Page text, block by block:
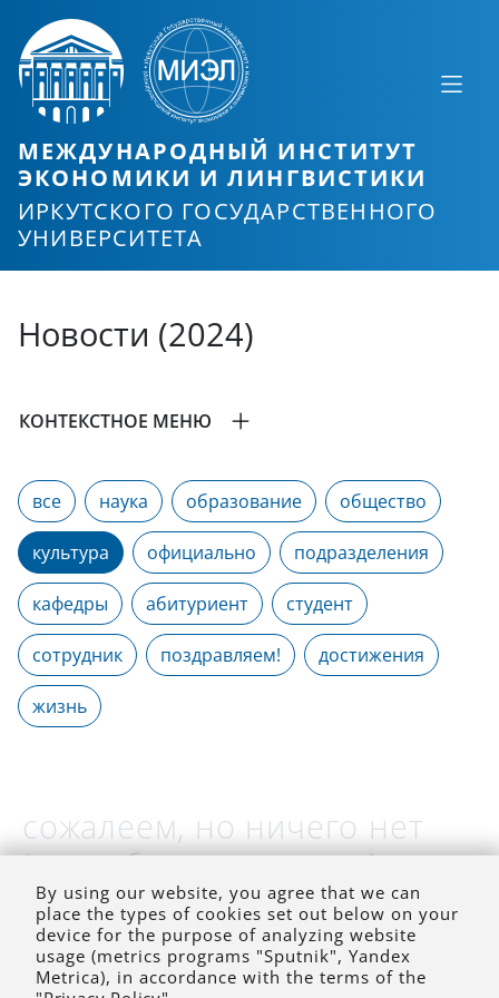
МЕЖДУНАРОДНЫЙ ИНСТИТУТ
ЭКОНОМИКИ И ЛИНГВИСТИКИ
ИРКУТСКОГО ГОСУДАРСТВЕННОГО
УНИВЕРСИТЕТА
Новости (2024)
КОНТЕКСТНОЕ МЕНЮ
все наука образование общество
культура официально подразделения
кафедры абитуриент студент
сотрудник поздравляем! достижения
жизнь
сожалеем, но ничего нет
(на выбранное время)
By using our website, you agree that we can
place the types of cookies set out below on your
device for the purpose of analyzing website
usage (metrics programs "Sputnik", Yandex
Metrica), in accordance with the terms of the